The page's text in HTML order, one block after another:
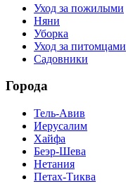
Уход за пожилыми
Няни
Уборка
Уход за питомцами
Садовники
Города
Тель-Авив
Иерусалим
Хайфа
Беэр-Шева
Нетания
Петах-Тиква